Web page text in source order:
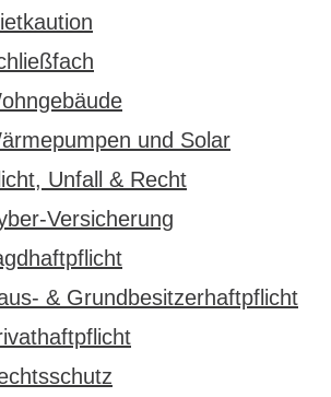
und Solar
Unfall & Recht
Versicherung
& Grundbesitzerhaftpflicht